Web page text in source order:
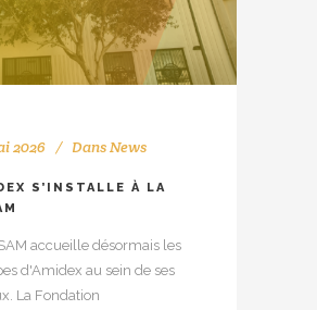
2026 DansNews
S’INSTALLE À LA
accueille désormais les
d'Amidex au sein de ses
La Fondation